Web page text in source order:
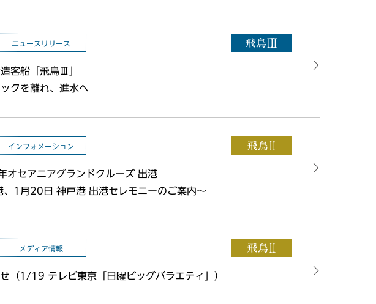
ニュースリリース
客船「飛鳥Ⅲ」
クを離れ、進水へ
インフォメーション
オセアニアグランドクルーズ 出港
1月20日 神戸港 出港セレモニーのご案内～
メディア情報
（1/19 テレビ東京「日曜ビッグバラエティ」）